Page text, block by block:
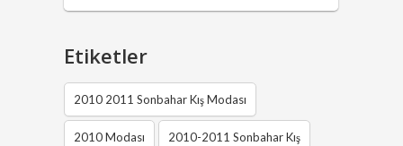
Etiketler
2010 2011 Sonbahar Kış Modası
2010 Modası 2010-2011 Sonbahar Kış